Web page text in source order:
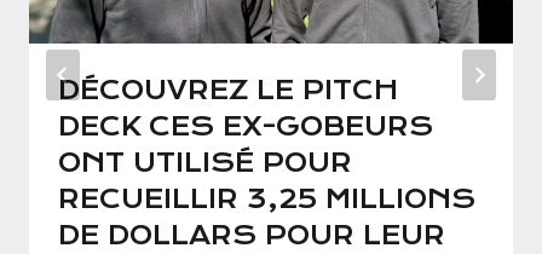
DÉCOUVREZ LE PITCH
DECK CES EX-GOBEURS
ONT UTILISÉ POUR
RECUEILLIR 3,25 MILLIONS
DE DOLLARS POUR LEUR